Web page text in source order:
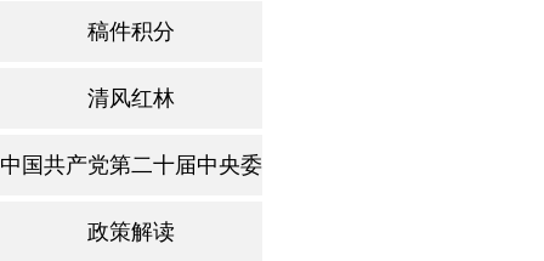
稿件积分
清风红林
中国共产党第二十届中央委员第四次全体会议
政策解读